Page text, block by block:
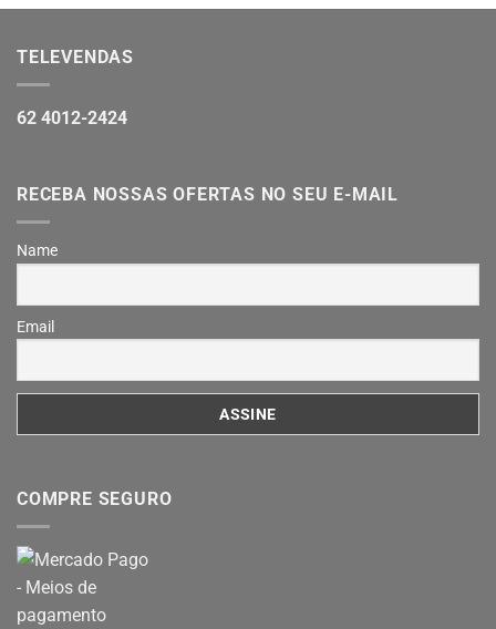
TELEVENDAS
62 4012-2424
RECEBA NOSSAS OFERTAS NO SEU E-MAIL
Name
Email
COMPRE SEGURO